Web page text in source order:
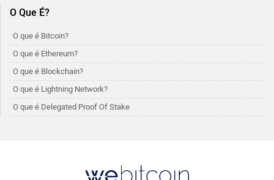
O Que É?
O que é Bitcoin?
O que é Ethereum?
O que é Blockchain?
O que é Lightning Network?
O que é Delegated Proof Of Stake